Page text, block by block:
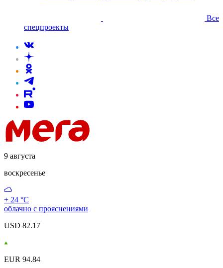
Все
спецпроекты
9 августа
воскресенье
+ 24 °С
облачно с прояснениями
USD 82.17
EUR 94.84